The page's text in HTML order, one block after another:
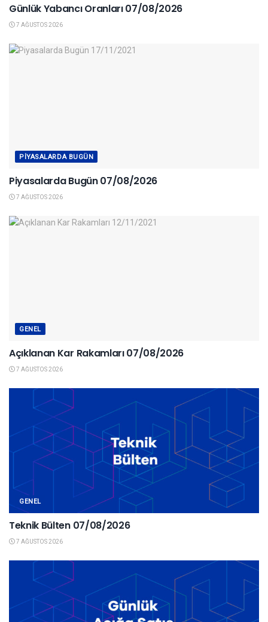
Günlük Yabancı Oranları 07/08/2026
7 AĞUSTOS 2026
PIYASALARDA BUGÜN
Piyasalarda Bugün 07/08/2026
7 AĞUSTOS 2026
GENEL
Açıklanan Kar Rakamları 07/08/2026
7 AĞUSTOS 2026
GENEL
Teknik Bülten 07/08/2026
7 AĞUSTOS 2026